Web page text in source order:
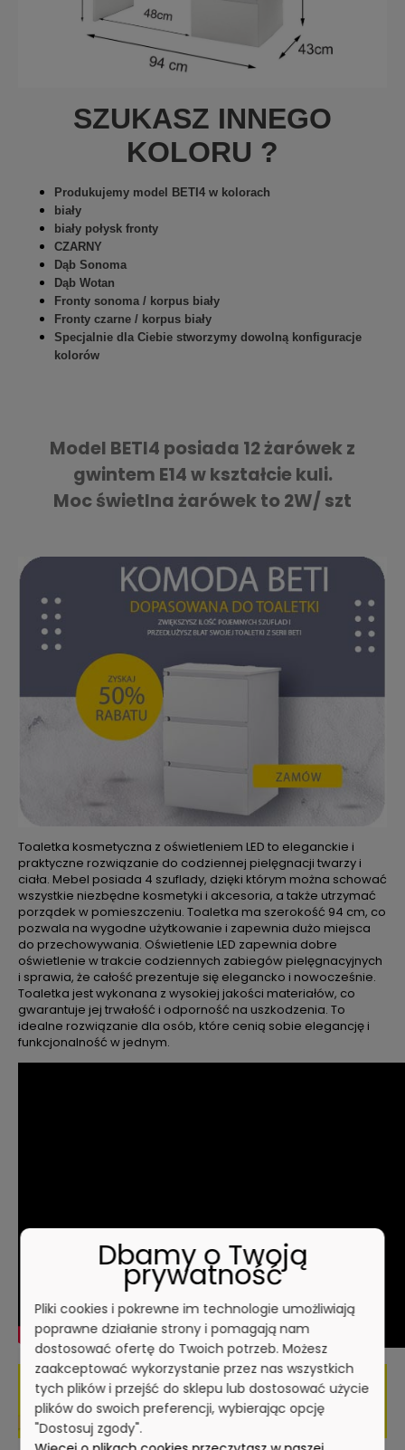
SZUKASZ INNEGO
KOLORU ?
Produkujemy model BETI4 w kolorach
biały
biały połysk fronty
CZARNY
Dąb Sonoma
Dąb Wotan
Fronty sonoma / korpus biały
Fronty czarne / korpus biały
Specjalnie dla Ciebie stworzymy dowolną konfiguracje
kolorów
Model BETI4 posiada 12 żarówek z
gwintem E14 w kształcie kuli.
Moc świetlna żarówek to 2W/ szt
Toaletka kosmetyczna z oświetleniem LED to eleganckie i
praktyczne rozwiązanie do codziennej pielęgnacji twarzy i
ciała. Mebel posiada 4 szuflady, dzięki którym można schować
wszystkie niezbędne kosmetyki i akcesoria, a także utrzymać
porządek w pomieszczeniu. Toaletka ma szerokość 94 cm, co
pozwala na wygodne użytkowanie i zapewnia dużo miejsca
do przechowywania. Oświetlenie LED zapewnia dobre
oświetlenie w trakcie codziennych zabiegów pielęgnacyjnych
i sprawia, że całość prezentuje się elegancko i nowocześnie.
Toaletka jest wykonana z wysokiej jakości materiałów, co
gwarantuje jej trwałość i odporność na uszkodzenia. To
idealne rozwiązanie dla osób, które cenią sobie elegancję i
funkcjonalność w jednym.
Dbamy o Twoją
prywatność
Pliki cookies i pokrewne im technologie umożliwiają
poprawne działanie strony i pomagają nam
dostosować ofertę do Twoich potrzeb. Możesz
zaakceptować wykorzystanie przez nas wszystkich
tych plików i przejść do sklepu lub dostosować użycie
plików do swoich preferencji, wybierając opcję
"Dostosuj zgody".